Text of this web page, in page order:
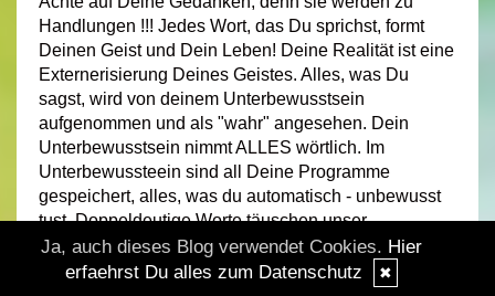
Handlungen !!! Jedes Wort, das Du sprichst, formt
Deinen Geist und Dein Leben! Deine Realität ist eine
Externerisierung Deines Geistes. Alles, was Du
sagst, wird von deinem Unterbewusstsein
aufgenommen und als "wahr" angesehen. Dein
Unterbewusstsein nimmt ALLES wörtlich. Im
Unterbewussteein sind all Deine Programme
gespeichert, alles, was du automatisch - unbewusst
tust. Doppeldeutige Worte täuschen unser
Unterbewusstsein und verstärken zum Beispiel
krankhafte Zustände. Dein Unterbewusstsein macht
Ja, auch dieses Blog verwendet Cookies. Hier
erfaehrst Du alles zum Datenschutz
✖